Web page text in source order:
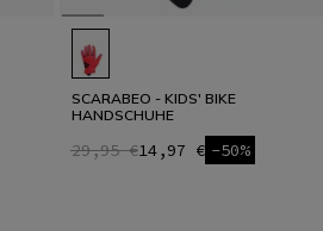
SCARABEO - KIDS' BIKE
HANDSCHUHE
29,95 €14,97 € -50%